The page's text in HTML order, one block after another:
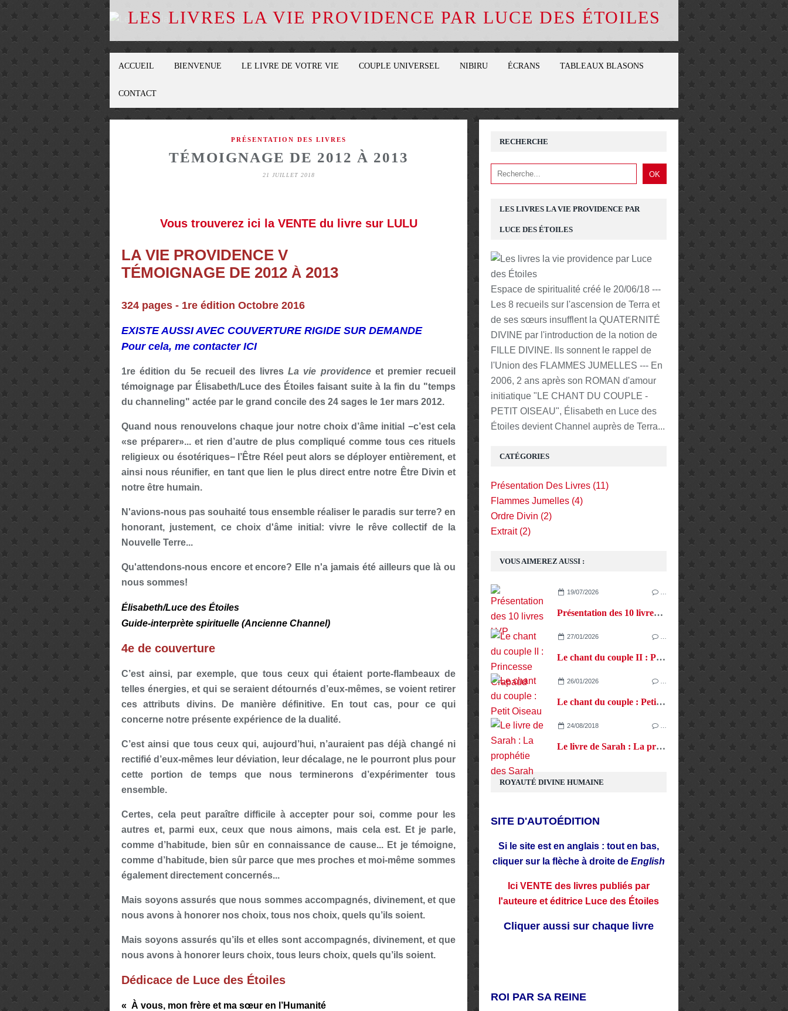
LES LIVRES LA VIE PROVIDENCE PAR LUCE DES ÉTOILES
ACCUEIL BIENVENUE LE LIVRE DE VOTRE VIE COUPLE UNIVERSEL NIBIRU ÉCRANS TABLEAUX BLASONS
CONTACT
PRÉSENTATION DES LIVRES
TÉMOIGNAGE DE 2012 À 2013
21 JUILLET 2018
Vous trouverez ici la VENTE du livre sur LULU
LA VIE PROVIDENCE V
TÉMOIGNAGE DE 2012 À 2013
324 pages - 1re édition Octobre 2016
EXISTE AUSSI AVEC COUVERTURE RIGIDE SUR DEMANDE
Pour cela, me contacter ICI
1re édition du 5e recueil des livresLa vie providenceet premier recueil
témoignage par Élisabeth/Luce des Étoiles faisant suite à la fin du "temps
du channeling" actée par le grand concile des 24 sages le 1er mars 2012.
Quand nous renouvelons chaque jour notre choix d’âme initial −c’est cela
«se préparer»... et rien d’autre de plus compliqué comme tous ces rituels
religieux ou ésotériques− l’Être Réel peut alors se déployer entièrement, et
ainsi nous réunifier, en tant que lien le plus direct entre notre Être Divin et
notre être humain.
N'avions-nous pas souhaité tous ensemble réaliser le paradis sur terre? en
honorant, justement, ce choix d'âme initial: vivre le rêve collectif de la
Nouvelle Terre...
Qu'attendons-nous encore et encore? Elle n'a jamais été ailleurs que là ou
nous sommes!
Élisabeth/Luce des Étoiles
Guide-interprète spirituelle (Ancienne Channel)
4e de couverture
C’est ainsi, par exemple, que tous ceux qui étaient porte-flambeaux de
telles énergies, et qui se seraient détournés d’eux-mêmes, se voient retirer
ces attributs divins. De manière définitive. En tout cas, pour ce qui
concerne notre présente expérience de la dualité.
C’est ainsi que tous ceux qui, aujourd’hui, n’auraient pas déjà changé ni
rectifié d’eux-mêmes leur déviation, leur décalage, ne le pourront plus pour
cette portion de temps que nous terminerons d’expérimenter tous
ensemble.
Certes, cela peut paraître difficile à accepter pour soi, comme pour les
autres et, parmi eux, ceux que nous aimons, mais cela est. Et je parle,
comme d’habitude, bien sûr en connaissance de cause... Et je témoigne,
comme d’habitude, bien sûr parce que mes proches et moi-même sommes
également directement concernés...
Mais soyons assurés que nous sommes accompagnés, divinement, et que
nous avons à honorer nos choix, tous nos choix, quels qu’ils soient.
Mais soyons assurés qu’ils et elles sont accompagnés, divinement, et que
nous avons à honorer leurs choix, tous leurs choix, quels qu’ils soient.
Dédicace de Luce des Étoiles
« À vous, mon frère et ma sœur en l’Humanité
RECHERCHE
LES LIVRES LA VIE PROVIDENCE PAR
LUCE DES ÉTOILES
Espace de spiritualité créé le 20/06/18 ---
Les 8 recueils sur l'ascension de Terra et
de ses sœurs insufflent la QUATERNITÉ
DIVINE par l'introduction de la notion de
FILLE DIVINE. Ils sonnent le rappel de
l'Union des FLAMMES JUMELLES --- En
2006, 2 ans après son ROMAN d'amour
initiatique "LE CHANT DU COUPLE -
PETIT OISEAU", Élisabeth en Luce des
Étoiles devient Channel auprès de Terra...
VOUS AIMEREZ AUSSI :
19/07/2026
Présentation des 10 livres LVP
27/01/2026
Le chant du couple II : Princesse Crapaud
26/01/2026
Le chant du couple : Petit Oiseau
24/08/2018
Le livre de Sarah : La prophétie des Sarah
CATÉGORIES
Présentation Des Livres (11)
Flammes Jumelles (4)
Ordre Divin (2)
Extrait (2)
ROYAUTÉ DIVINE HUMAINE
SITE D'AUTOÉDITION
Si le site est en anglais : tout en bas,
cliquer sur la flèche à droite de English
Ici VENTE des livres publiés par
l'auteure et éditrice Luce des Étoiles
Cliquer aussi sur chaque livre
ROI PAR SA REINE